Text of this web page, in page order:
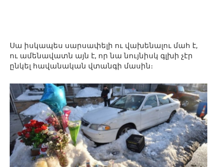
Սա իսկապես սարսափելի ու վախենալու մահ է,
ու ամենավատն այն է, որ նա նույնիսկ գլխի չէր
ընկել հավանական վտանգի մասին։